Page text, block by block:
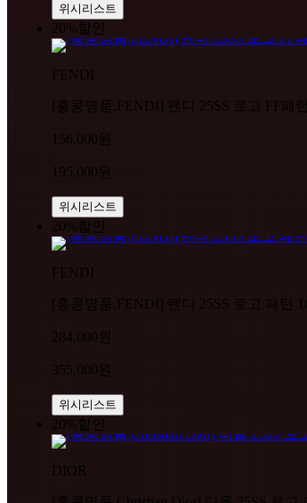
위시리스트
20% 할인
FENDI
[홍콩명품,FENDI] 펜디 25SS 로고 FF패
156,000원
195,000원
위시리스트
20% 할인
FENDI
[홍콩명품,FENDI] 펜디 25SS 로고 패턴
284,000원
355,000원
위시리스트
20% 할인
DIOR